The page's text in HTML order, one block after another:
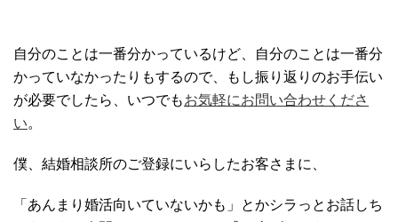
自分のことは一番分かっているけど、自分のことは一番分
かっていなかったりもするので、もし振り返りのお手伝い
が必要でしたら、いつでもお気軽にお問い合わせくださ
い。
僕、結婚相談所のご登録にいらしたお客さまに、
「あんまり婚活向いていないかも」とかシラっとお話しち